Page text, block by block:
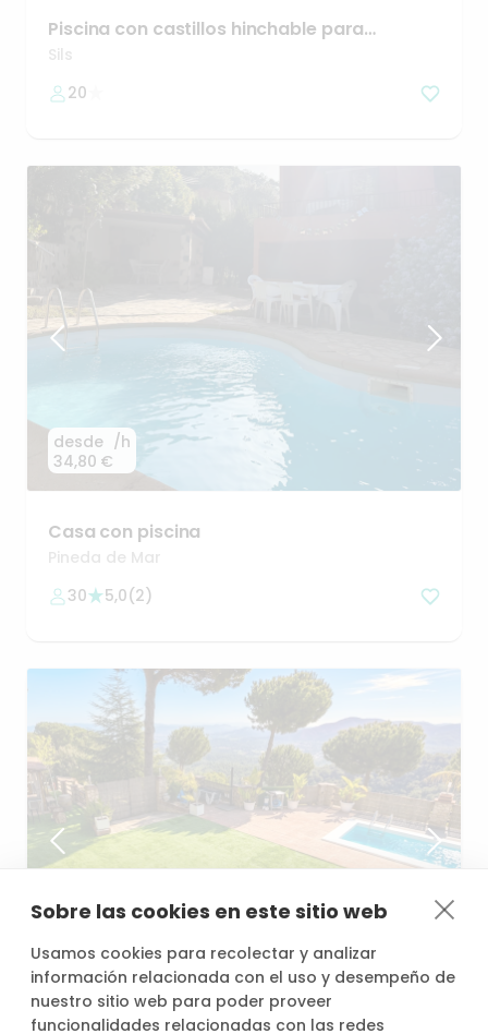
Sobre las cookies en este sitio web
Usamos cookies para recolectar y analizar
información relacionada con el uso y desempeño de
nuestro sitio web para poder proveer
funcionalidades relacionadas con las redes
Piscina con castillos hinchable para
cumpleaños
Sils
20
desde
34,80 €
/h
Casa con piscina
Pineda de Mar
30
5,0(2)
desde
60,00 €
/h